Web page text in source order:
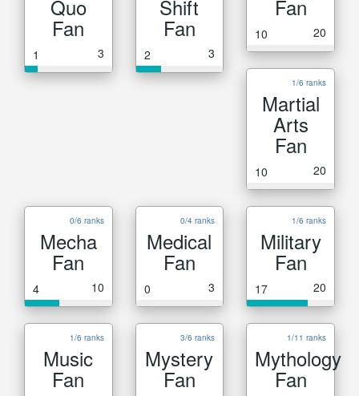
Quo
Fan
1 3
Shift
Fan
2 3
Fan
10 20
1/6 ranks
Martial
Arts
Fan
10 20
0/6 ranks
Mecha
Fan
4 10
0/4 ranks
Medical
Fan
0 3
1/6 ranks
Military
Fan
17 20
1/6 ranks
Music
Fan
3/6 ranks
Mystery
Fan
1/11 ranks
Mythology
Fan